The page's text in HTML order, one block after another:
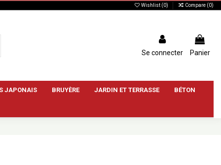
Wishlist (0) Compare (0)
Se connecter Panier
JAPONAIS BRUYÈRE JARDIN ET TERRASSE BÉTON